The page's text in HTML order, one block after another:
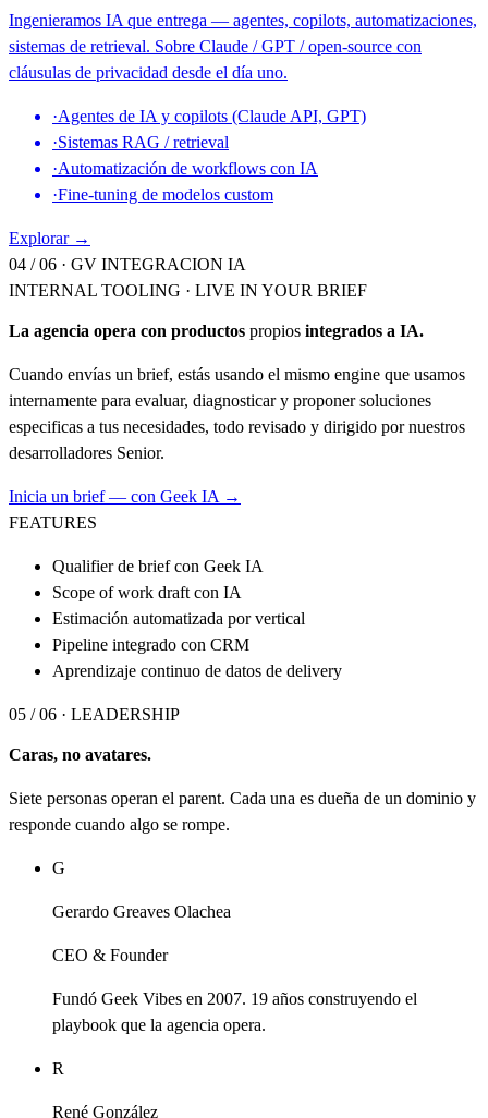
Ingenieramos IA que entrega — agentes, copilots, automatizaciones,
sistemas de retrieval. Sobre Claude / GPT / open-source con
cláusulas de privacidad desde el día uno.
·Agentes de IA y copilots (Claude API, GPT)
·Sistemas RAG / retrieval
·Automatización de workflows con IA
·Fine-tuning de modelos custom
Explorar →
04 / 06 · GV INTEGRACION IA
INTERNAL TOOLING · LIVE IN YOUR BRIEF
La agencia opera con productos propios integrados a IA.
Cuando envías un brief, estás usando el mismo engine que usamos
internamente para evaluar, diagnosticar y proponer soluciones
especificas a tus necesidades, todo revisado y dirigido por nuestros
desarrolladores Senior.
Inicia un brief — con Geek IA →
FEATURES
Qualifier de brief con Geek IA
Scope of work draft con IA
Estimación automatizada por vertical
Pipeline integrado con CRM
Aprendizaje continuo de datos de delivery
05 / 06 · LEADERSHIP
Caras, no avatares.
Siete personas operan el parent. Cada una es dueña de un dominio y
responde cuando algo se rompe.
G
Gerardo Greaves Olachea
CEO & Founder
Fundó Geek Vibes en 2007. 19 años construyendo el
playbook que la agencia opera.
R
René González